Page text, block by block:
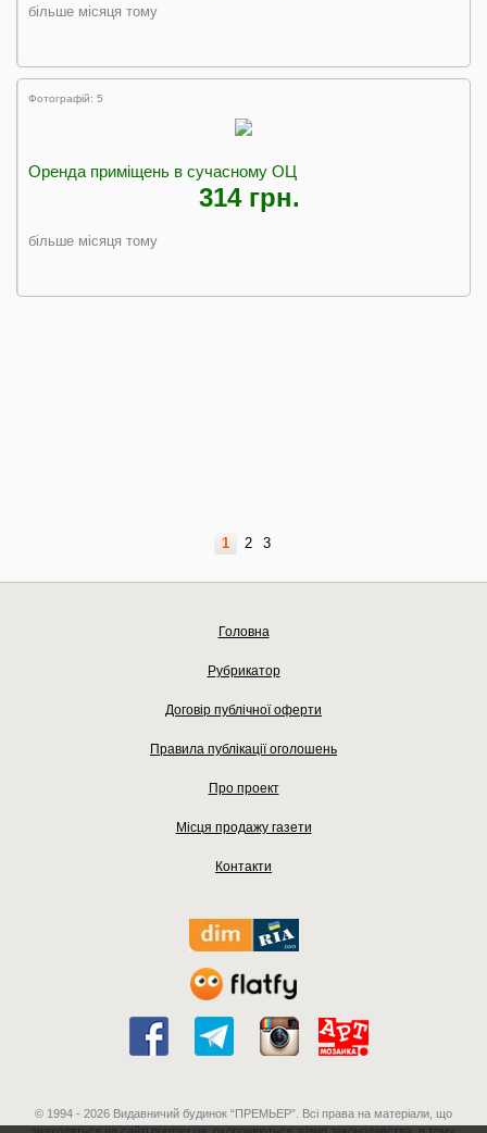
більше місяця тому
Фотографій: 5
Оренда приміщень в сучасному ОЦ
314 грн.
більше місяця тому
1 2 3
Головна
Рубрикатор
Договір публічної оферти
Правила публікації оголошень
Про проект
Місця продажу газети
Контакти
© 1994 - 2026 Видавничий будинок “ПРЕМЬЕР”. Всі права на матеріали, що